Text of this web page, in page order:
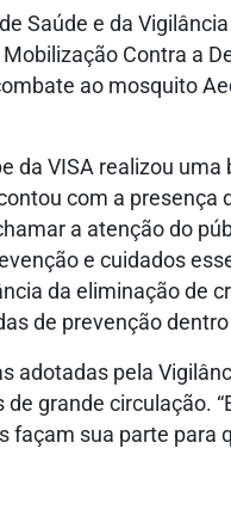
Saúde e da
Contra a
ao mosquito
da VISA realizou
com a
a atenção do
e cuidados
da eliminação de
de prevenção
adotadas pela
grande circulação.
sua parte para